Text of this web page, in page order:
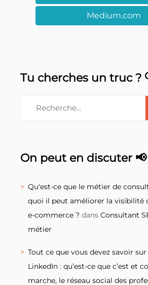
Medium.com
Tu cherches un truc ?
On peut en discuter 📢
Qu'est-ce que le métier de
quoi il peut améliorer la visibilité
e-commerce ? dans Consultant
métier
Tout ce que vous devez savoir
LinkedIn : qu’est-ce que c’est et
marche, le réseau social des